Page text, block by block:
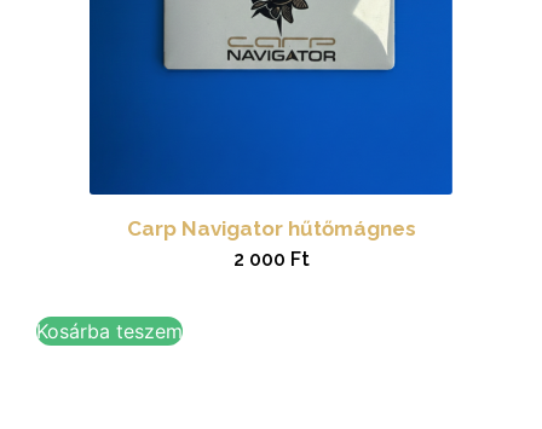
Carp Navigator hűtőmágnes
2 000 Ft
Kosárba teszem